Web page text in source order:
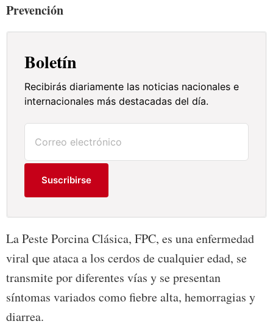
Prevención
Boletín
Recibirás diariamente las noticias nacionales e
internacionales más destacadas del día.
Suscribirse
La Peste Porcina Clásica, FPC, es una enfermedad
viral que ataca a los cerdos de cualquier edad, se
transmite por diferentes vías y se presentan
síntomas variados como fiebre alta, hemorragias y
diarrea.